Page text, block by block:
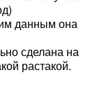
данным она
сделана на
растакой.